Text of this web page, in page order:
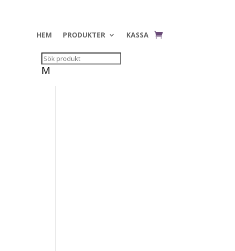
HEM PRODUKTER KASSA
M